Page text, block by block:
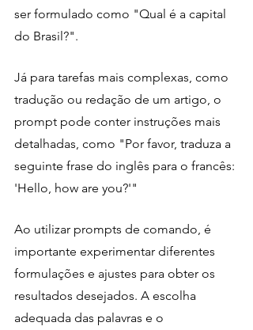
ser formulado como "Qual é a capital
do Brasil?".
Já para tarefas mais complexas, como
tradução ou redação de um artigo, o
prompt pode conter instruções mais
detalhadas, como "Por favor, traduza a
seguinte frase do inglês para o francês:
'Hello, how are you?'"
Ao utilizar prompts de comando, é
importante experimentar diferentes
formulações e ajustes para obter os
resultados desejados. A escolha
adequada das palavras e o